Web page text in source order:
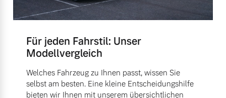
Für jeden Fahrstil: Unser
Modellvergleich
Welches Fahrzeug zu Ihnen passt, wissen Sie
selbst am besten. Eine kleine Entscheidungshilfe
bieten wir Ihnen mit unserem übersichtlichen